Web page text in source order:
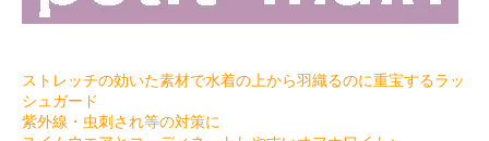
ストレッチの効いた素材で水着の上から羽織るのに重宝するラッ
シュガード
紫外線・虫刺され等の対策に